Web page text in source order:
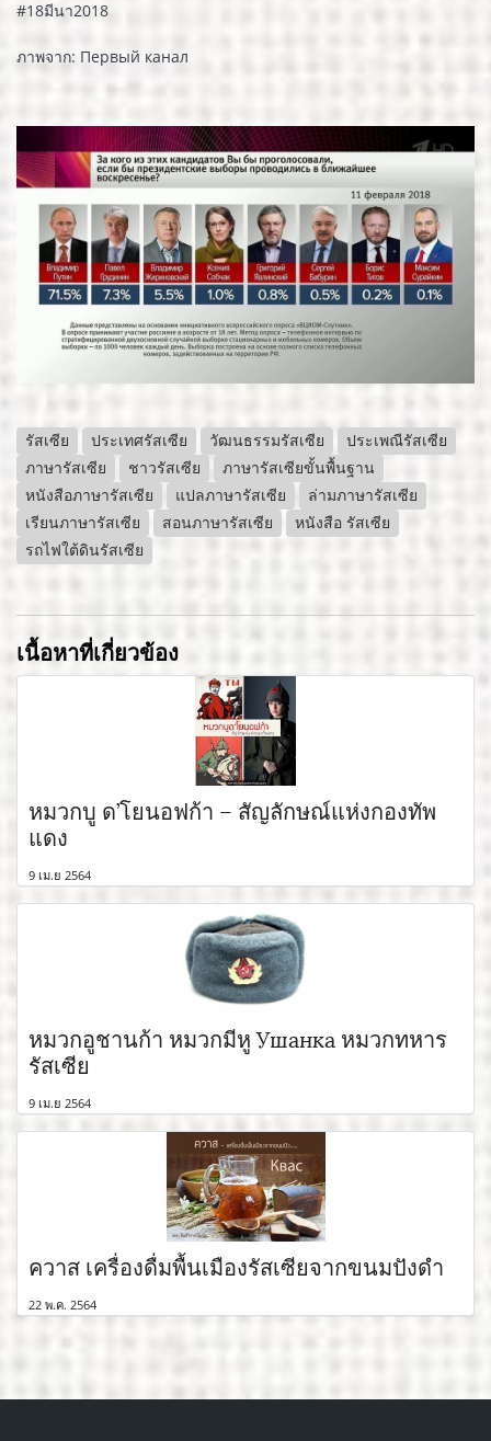
#18มีนา2018
ภาพจาก: Первый канал
รัสเซีย ประเทศรัสเซีย วัฒนธรรมรัสเซีย
ประเพณีรัสเซีย
ภาษารัสเซีย
ชาวรัสเซีย
ภาษารัสเซียขั้นพื้นฐาน
หนังสือภาษารัสเซีย
แปลภาษารัสเซีย
ล่ามภาษารัสเซีย
เรียนภาษารัสเซีย
สอนภาษารัสเซีย
หนังสือ รัสเซีย
รถไฟใต้ดินรัสเซีย
เนื้อหาที่เกี่ยวข้อง
หมวกบู ด’โยนอฟก้า – สัญลักษณ์แห่งกองทัพ
แดง
9 เม.ย 2564
หมวกอูชานก้า หมวกมีหู Ушанка หมวกทหาร
รัสเซีย
9 เม.ย 2564
ควาส เครื่องดื่มพื้นเมืองรัสเซียจากขนมปังดำ
22 พ.ค. 2564